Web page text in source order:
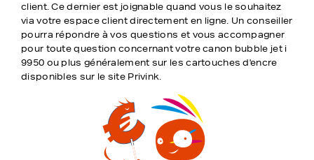
client. Ce dernier est joignable quand vous le souhaitez
via votre espace client directement en ligne. Un conseiller
pourra répondre à vos questions et vous accompagner
pour toute question concernant votre canon bubble jet i
9950 ou plus généralement sur les cartouches d'encre
disponibles sur le site Privink.